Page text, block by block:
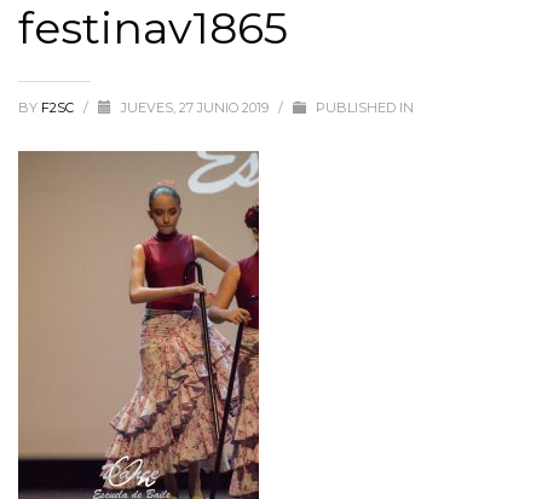
festinav1865
BY F2SC / JUEVES, 27 JUNIO 2019 / PUBLISHED IN